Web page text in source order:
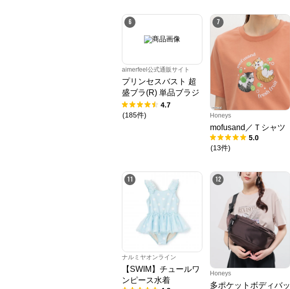
6
aimerfeel公式通販サイト
プリンセスバスト 超
盛ブラ(R) 単品ブラジ
ャー
4.7
(185件)
7
Honeys
mofusand／Ｔシャツ
5.0
(13件)
11
ナルミヤオンライン
【SWIM】チュールワ
ンピース水着
12
Honeys
多ポケットボディバッ